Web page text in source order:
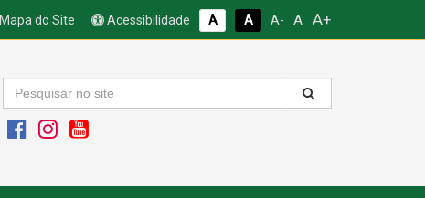
Mapa do Site Acessibilidade A A A- A A+